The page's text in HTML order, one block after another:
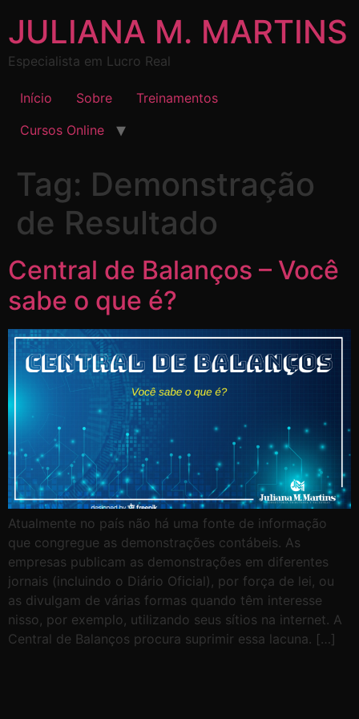
JULIANA M. MARTINS
Especialista em Lucro Real
Início Sobre
Treinamentos
Cursos Online
Tag: Demonstração
de Resultado
Central de Balanços – Você
sabe o que é?
Atualmente no país não há uma fonte de informação
que congregue as demonstrações contábeis. As
empresas publicam as demonstrações em diferentes
jornais (incluindo o Diário Oficial), por força de lei, ou
as divulgam de várias formas quando têm interesse
nisso, por exemplo, utilizando seus sítios na internet. A
Central de Balanços procura suprimir essa lacuna. […]